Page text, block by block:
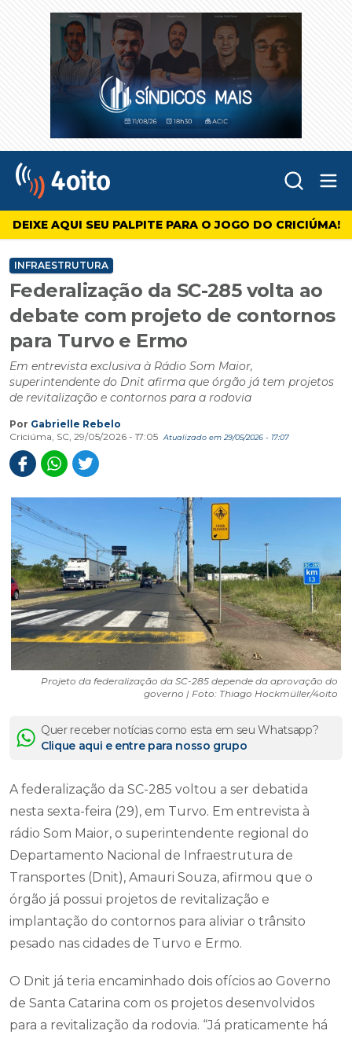
4oito
DEIXE AQUI SEU PALPITE PARA O JOGO DO CRICIÚMA!
INFRAESTRUTURA
Federalização da SC-285 volta ao
debate com projeto de contornos
para Turvo e Ermo
Em entrevista exclusiva à Rádio Som Maior,
superintendente do Dnit afirma que órgão já tem projetos
de revitalização e contornos para a rodovia
Por Gabrielle Rebelo
Criciúma, SC, 29/05/2026 - 17:05
Atualizado em 29/05/2026 - 17:07
Projeto da federalização da SC-285 depende da aprovação do
governo | Foto: Thiago Hockmüller/4oito
Quer receber notícias como esta em seu Whatsapp?
Clique aqui e entre para nosso grupo
A federalização da SC-285 voltou a ser debatida
nesta sexta-feira (29), em Turvo. Em entrevista à
rádio Som Maior, o superintendente regional do
Departamento Nacional de Infraestrutura de
Transportes (Dnit), Amauri Souza, afirmou que o
órgão já possui projetos de revitalização e
implantação do contornos para aliviar o trânsito
pesado nas cidades de Turvo e Ermo.
O Dnit já teria encaminhado dois ofícios ao Governo
de Santa Catarina com os projetos desenvolvidos
para a revitalização da rodovia. “Já praticamente há